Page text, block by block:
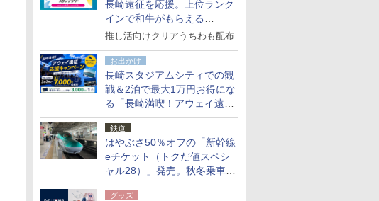
長崎遠征を応援。上位ランク
インで和牛がもらえる
「GO！GO！長崎スタンプラ
推し活向けクリアうちわも配布
お出かけ
長崎スタジアムシティでの観
戦＆2泊で最大1万円お得にな
る「長崎満喫！アウェイ遠征
応援キャンペーン」
鉄道
はやぶさ50％オフの「新幹線
eチケット（トクだ値スペシ
ャル28）」発売。秋冬乗車
分、えきねっと限定
グッズ